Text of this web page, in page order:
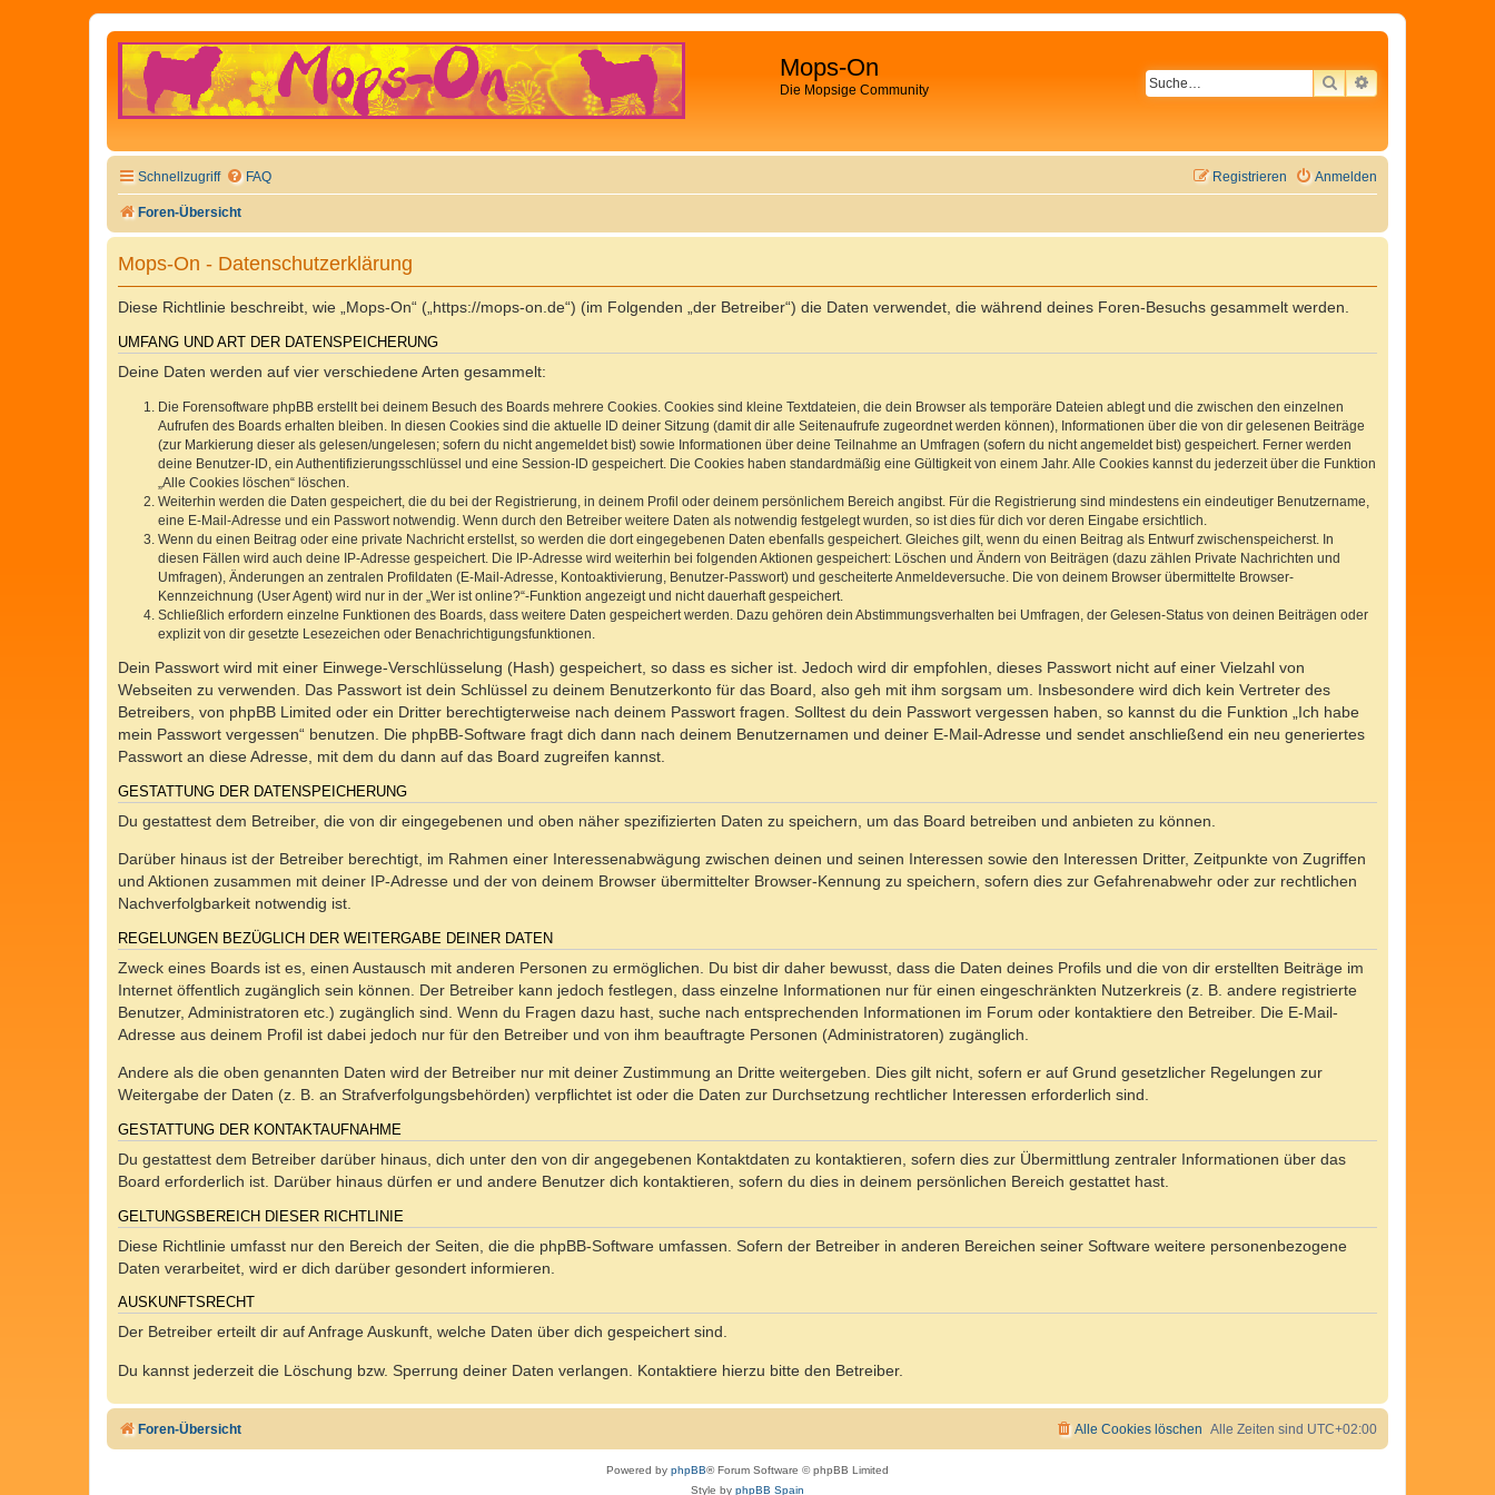
Mops-On
Die Mopsige Community SUCHEERWEITERTE
Schnellzugriff FAQ Anmelden
Registrieren
Foren-Übersicht
Mops-On - Datenschutzerklärung
Diese Richtlinie beschreibt, wie „Mops-On“ („https://mops-on.de“) (im Folgenden „der Betreiber“) die Daten verwendet, die während deines Foren-Besuchs gesammelt werden.
UMFANG UND ART DER DATENSPEICHERUNG
Deine Daten werden auf vier verschiedene Arten gesammelt:
Die Forensoftware phpBB erstellt bei deinem Besuch des Boards mehrere Cookies. Cookies sind kleine Textdateien, die dein Browser als temporäre Dateien ablegt und die zwischen den einzelnen
Aufrufen des Boards erhalten bleiben. In diesen Cookies sind die aktuelle ID deiner Sitzung (damit dir alle Seitenaufrufe zugeordnet werden können), Informationen über die von dir gelesenen Beiträge
(zur Markierung dieser als gelesen/ungelesen; sofern du nicht angemeldet bist) sowie Informationen über deine Teilnahme an Umfragen (sofern du nicht angemeldet bist) gespeichert. Ferner werden
deine Benutzer-ID, ein Authentifizierungsschlüssel und eine Session-ID gespeichert. Die Cookies haben standardmäßig eine Gültigkeit von einem Jahr. Alle Cookies kannst du jederzeit über die Funktion
„Alle Cookies löschen“ löschen.
Weiterhin werden die Daten gespeichert, die du bei der Registrierung, in deinem Profil oder deinem persönlichem Bereich angibst. Für die Registrierung sind mindestens ein eindeutiger Benutzername,
eine E-Mail-Adresse und ein Passwort notwendig. Wenn durch den Betreiber weitere Daten als notwendig festgelegt wurden, so ist dies für dich vor deren Eingabe ersichtlich.
Wenn du einen Beitrag oder eine private Nachricht erstellst, so werden die dort eingegebenen Daten ebenfalls gespeichert. Gleiches gilt, wenn du einen Beitrag als Entwurf zwischenspeicherst. In
diesen Fällen wird auch deine IP-Adresse gespeichert. Die IP-Adresse wird weiterhin bei folgenden Aktionen gespeichert: Löschen und Ändern von Beiträgen (dazu zählen Private Nachrichten und
Umfragen), Änderungen an zentralen Profildaten (E-Mail-Adresse, Kontoaktivierung, Benutzer-Passwort) und gescheiterte Anmeldeversuche. Die von deinem Browser übermittelte Browser-
Kennzeichnung (User Agent) wird nur in der „Wer ist online?“-Funktion angezeigt und nicht dauerhaft gespeichert.
Schließlich erfordern einzelne Funktionen des Boards, dass weitere Daten gespeichert werden. Dazu gehören dein Abstimmungsverhalten bei Umfragen, der Gelesen-Status von deinen Beiträgen oder
explizit von dir gesetzte Lesezeichen oder Benachrichtigungsfunktionen.
Dein Passwort wird mit einer Einwege-Verschlüsselung (Hash) gespeichert, so dass es sicher ist. Jedoch wird dir empfohlen, dieses Passwort nicht auf einer Vielzahl von
Webseiten zu verwenden. Das Passwort ist dein Schlüssel zu deinem Benutzerkonto für das Board, also geh mit ihm sorgsam um. Insbesondere wird dich kein Vertreter des
Betreibers, von phpBB Limited oder ein Dritter berechtigterweise nach deinem Passwort fragen. Solltest du dein Passwort vergessen haben, so kannst du die Funktion „Ich habe
mein Passwort vergessen“ benutzen. Die phpBB-Software fragt dich dann nach deinem Benutzernamen und deiner E-Mail-Adresse und sendet anschließend ein neu generiertes
Passwort an diese Adresse, mit dem du dann auf das Board zugreifen kannst.
GESTATTUNG DER DATENSPEICHERUNG
Du gestattest dem Betreiber, die von dir eingegebenen und oben näher spezifizierten Daten zu speichern, um das Board betreiben und anbieten zu können.
Darüber hinaus ist der Betreiber berechtigt, im Rahmen einer Interessenabwägung zwischen deinen und seinen Interessen sowie den Interessen Dritter, Zeitpunkte von Zugriffen
und Aktionen zusammen mit deiner IP-Adresse und der von deinem Browser übermittelter Browser-Kennung zu speichern, sofern dies zur Gefahrenabwehr oder zur rechtlichen
Nachverfolgbarkeit notwendig ist.
REGELUNGEN BEZÜGLICH DER WEITERGABE DEINER DATEN
Zweck eines Boards ist es, einen Austausch mit anderen Personen zu ermöglichen. Du bist dir daher bewusst, dass die Daten deines Profils und die von dir erstellten Beiträge im
Internet öffentlich zugänglich sein können. Der Betreiber kann jedoch festlegen, dass einzelne Informationen nur für einen eingeschränkten Nutzerkreis (z. B. andere registrierte
Benutzer, Administratoren etc.) zugänglich sind. Wenn du Fragen dazu hast, suche nach entsprechenden Informationen im Forum oder kontaktiere den Betreiber. Die E-Mail-
Adresse aus deinem Profil ist dabei jedoch nur für den Betreiber und von ihm beauftragte Personen (Administratoren) zugänglich.
Andere als die oben genannten Daten wird der Betreiber nur mit deiner Zustimmung an Dritte weitergeben. Dies gilt nicht, sofern er auf Grund gesetzlicher Regelungen zur
Weitergabe der Daten (z. B. an Strafverfolgungsbehörden) verpflichtet ist oder die Daten zur Durchsetzung rechtlicher Interessen erforderlich sind.
GESTATTUNG DER KONTAKTAUFNAHME
Du gestattest dem Betreiber darüber hinaus, dich unter den von dir angegebenen Kontaktdaten zu kontaktieren, sofern dies zur Übermittlung zentraler Informationen über das
Board erforderlich ist. Darüber hinaus dürfen er und andere Benutzer dich kontaktieren, sofern du dies in deinem persönlichen Bereich gestattet hast.
GELTUNGSBEREICH DIESER RICHTLINIE
Diese Richtlinie umfasst nur den Bereich der Seiten, die die phpBB-Software umfassen. Sofern der Betreiber in anderen Bereichen seiner Software weitere personenbezogene
Daten verarbeitet, wird er dich darüber gesondert informieren.
AUSKUNFTSRECHT
Der Betreiber erteilt dir auf Anfrage Auskunft, welche Daten über dich gespeichert sind.
Du kannst jederzeit die Löschung bzw. Sperrung deiner Daten verlangen. Kontaktiere hierzu bitte den Betreiber.
Foren-Übersicht Alle Zeiten sind UTC+02:00
Alle Cookies löschen
Powered by phpBB® Forum Software © phpBB Limited
Style by phpBB Spain